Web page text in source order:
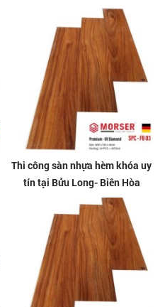
Thi công sàn nhựa hèm khóa uy
tín tại Bửu Long- Biên Hòa